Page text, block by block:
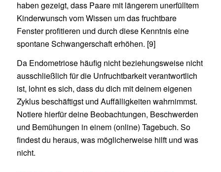
haben gezeigt, dass Paare mit längerem unerfülltem
Kinderwunsch vom Wissen um das fruchtbare
Fenster profitieren und durch diese Kenntnis eine
spontane Schwangerschaft erhöhen. [9]
Da Endometriose häufig nicht beziehungsweise nicht
ausschließlich für die Unfruchtbarkeit verantwortlich
ist, lohnt es sich, dass du dich mit deinem eigenen
Zyklus beschäftigst und Auffälligkeiten wahrnimmst.
Notiere hierfür deine Beobachtungen, Beschwerden
und Bemühungen in einem (online) Tagebuch. So
findest du heraus, was möglicherweise hilft und was
nicht.